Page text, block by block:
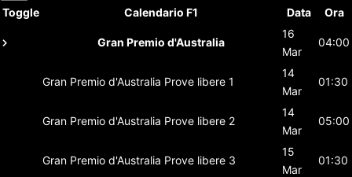
Toggle Calendario F1 Data Ora
Gran Premio d'Australia
16
Mar
04:00
Gran Premio d'Australia Prove libere 1
14
Mar
01:30
Gran Premio d'Australia Prove libere 2
14
Mar
05:00
Gran Premio d'Australia Prove libere 3
15
Mar
01:30